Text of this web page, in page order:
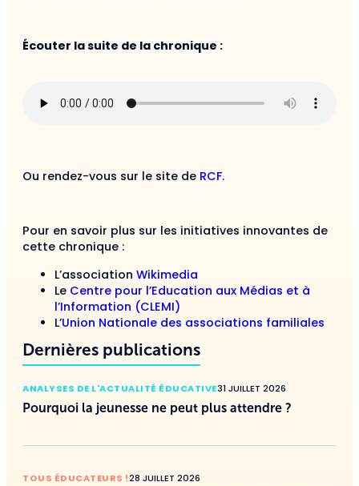
Écouter la suite de la chronique :
Ou rendez-vous sur le site de RCF.
Pour en savoir plus sur les initiatives innovantes de
cette chronique :
L’association Wikimedia
Le Centre pour l’Education aux Médias et à
l’Information (CLEMI)
L’Union Nationale des associations familiales
Dernières publications
ANALYSES DE L'ACTUALITÉ ÉDUCATIVE31 JUILLET 2026
Pourquoi la jeunesse ne peut plus attendre ?
TOUS ÉDUCATEURS !28 JUILLET 2026